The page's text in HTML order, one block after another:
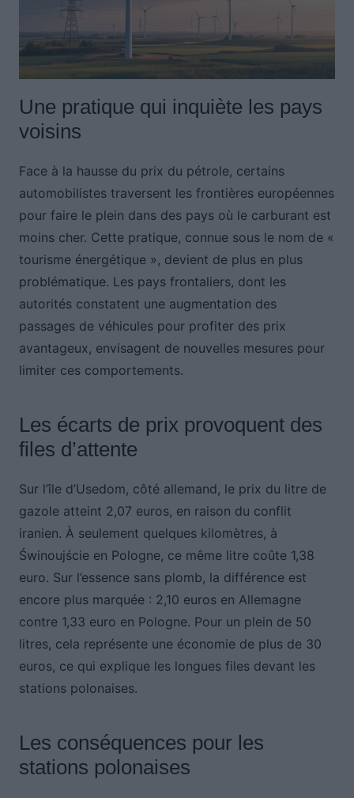
Une pratique qui inquiète les pays
voisins
Face à la hausse du prix du pétrole, certains
automobilistes traversent les frontières européennes
pour faire le plein dans des pays où le carburant est
moins cher. Cette pratique, connue sous le nom de «
tourisme énergétique », devient de plus en plus
problématique. Les pays frontaliers, dont les
autorités constatent une augmentation des
passages de véhicules pour profiter des prix
avantageux, envisagent de nouvelles mesures pour
limiter ces comportements.
Les écarts de prix provoquent des
files d’attente
Sur l’île d’Usedom, côté allemand, le prix du litre de
gazole atteint 2,07 euros, en raison du conflit
iranien. À seulement quelques kilomètres, à
Świnoujście en Pologne, ce même litre coûte 1,38
euro. Sur l’essence sans plomb, la différence est
encore plus marquée : 2,10 euros en Allemagne
contre 1,33 euro en Pologne. Pour un plein de 50
litres, cela représente une économie de plus de 30
euros, ce qui explique les longues files devant les
stations polonaises.
Les conséquences pour les
stations polonaises